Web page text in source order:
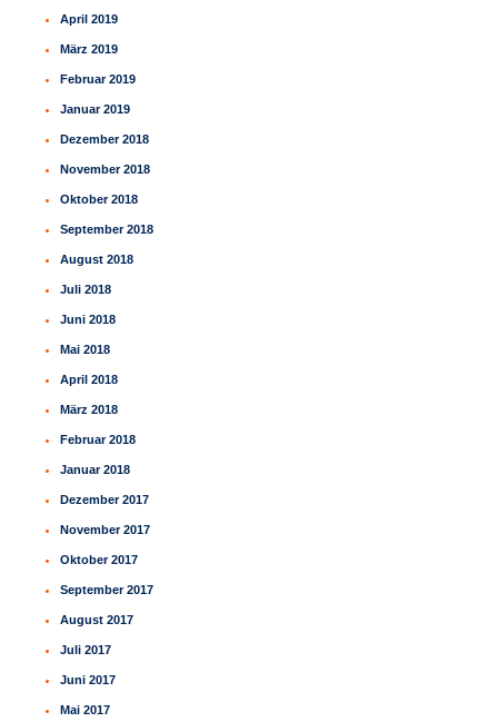
April 2019
März 2019
Februar 2019
Januar 2019
Dezember 2018
November 2018
Oktober 2018
September 2018
August 2018
Juli 2018
Juni 2018
Mai 2018
April 2018
März 2018
Februar 2018
Januar 2018
Dezember 2017
November 2017
Oktober 2017
September 2017
August 2017
Juli 2017
Juni 2017
Mai 2017